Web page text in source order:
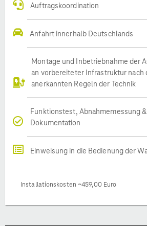
Auftragskoordination
Anfahrt innerhalb Deutschlands
Montage und Inbetriebnahme der
an vorbereiteter Infrastruktur nach
anerkannten Regeln der Technik
Funktionstest, Abnahmemessung &
Dokumentation
Einweisung in die Bedienung der
Installationskosten ~459,00 Euro